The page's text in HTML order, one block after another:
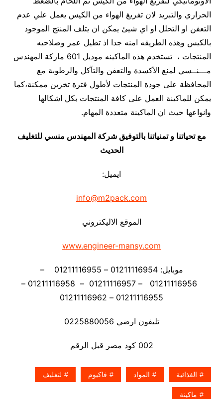
الحراري والتبريد لان تفريغ الهواء من الكيس يعمل علي عدم
التعفن او التحلل او اي شيئ يمكن ان يتلف المنتج الموجود
بالكيس وهذه الطريقه امنه جدا اذ تطيل عمر وصلاحيه
المنتجات ، تستخدم هذه الماكينه موديل 601 ماركة المهندس
مـــنــسي لمنع الأكسدة والتعفن والتآكل والرطوبة مع
المحافظة على جودة المنتجات لأطول فترة تخزين ممكنة،كما
يمكن للماكينة العمل على كافة المنتجات بكل اشكالها
وانواعها حيث ان الماكينة متعددة المهام.
مع تحياتنا و تمنياتنا بالتوفيق شركة المهندس منسي للتغليف
الحديث
ايميل:
info@m2pack.com
الموقع الاليكتروني
www.engineer-mansy.com
موبايل: 01211116954 – 01211116955 –
01211116956 – 01211116957 – 01211116958 –
01211116955 – 01211116962
تليفون ارضي 0225880056
002 كود مصر قبل الرقم
الغذائية المواد فاكيوم لتغليف
ماكينة